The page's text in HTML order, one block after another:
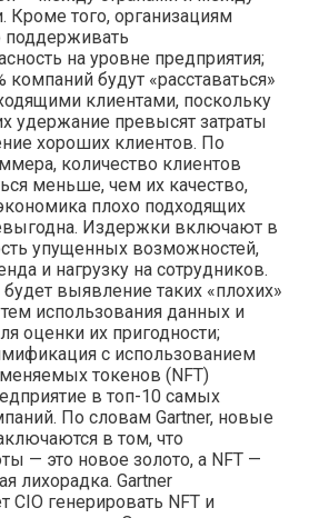
Кроме того, организациям
поддерживать
на уровне предприятия;
компаний будут «расставаться»
клиентами, поскольку
удержание превысят затраты
хороших клиентов. По
количество клиентов
меньше, чем их качество,
плохо подходящих
Издержки включают в
упущенных возможностей,
и нагрузку на сотрудников.
будет выявление таких «плохих»
использования данных и
оценки их пригодности;
с использованием
токенов (NFT)
в топ-10 самых
По словам Gartner, новые
в том, что
— это новое золото, а NFT —
лихорадка. Gartner
CIO генерировать NFT и